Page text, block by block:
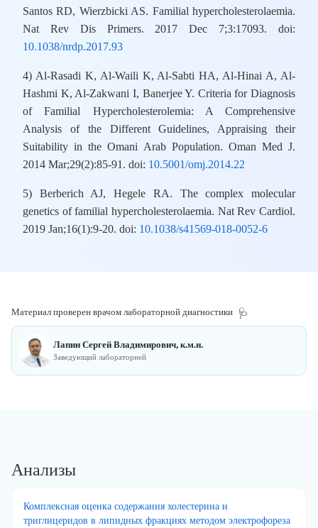
Santos RD, Wierzbicki AS. Familial hypercholesterolaemia.
Nat Rev Dis Primers. 2017 Dec 7;3:17093. doi:
10.1038/nrdp.2017.93
4) Al-Rasadi K, Al-Waili K, Al-Sabti HA, Al-Hinai A, Al-
Hashmi K, Al-Zakwani I, Banerjee Y. Criteria for Diagnosis
of Familial Hypercholesterolemia: A Comprehensive
Analysis of the Different Guidelines, Appraising their
Suitability in the Omani Arab Population. Oman Med J.
2014 Mar;29(2):85-91. doi: 10.5001/omj.2014.22
5) Berberich AJ, Hegele RA. The complex molecular
genetics of familial hypercholesterolaemia. Nat Rev Cardiol.
2019 Jan;16(1):9-20. doi: 10.1038/s41569-018-0052-6
Материал проверен врачом лабораторной диагностики 🩺
Лапин Сергей Владимирович, к.м.н.
Заведующий лабораторией
Анализы
Комплексная оценка содержания холестерина и
триглицеридов в липидных фракциях методом электрофореза